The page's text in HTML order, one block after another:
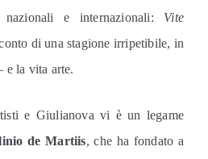
e internazionali: Vite
di una stagione irripetibile, in
e la vita arte.
e Giulianova vi è un legame
de Martiis, che ha fondato a